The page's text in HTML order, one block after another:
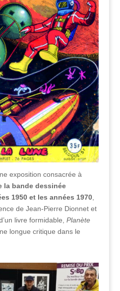
exposition consacrée à
la bande dessinée
1950 et les années 1970,
de Jean-Pierre Dionnet et
livre formidable, Planète
longue critique dans le